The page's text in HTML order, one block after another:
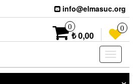
info@elmasuc.org
0
₺ 0,00
0
Toggle